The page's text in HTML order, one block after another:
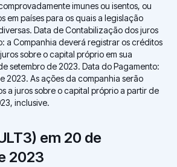
imunes ou isentos, ou
em países para os quais a legislação
Data de Contabilização dos juros
a Companhia deverá registrar os créditos
sobre o capital próprio em sua
setembro de 2023. Data do Pagamento:
2023. As ações da companhia serão
a juros sobre o capital próprio a partir de
inclusive.
em 20 de
2023